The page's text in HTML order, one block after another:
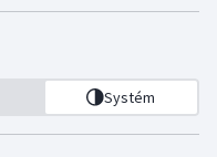
Systém